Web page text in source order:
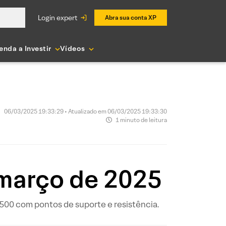
login expert Abra sua conta XP
a Investir Vídeos
06/03/2025 19:33:29 • Atualizado em 06/03/2025 19:33:30
1 minuto de leitura
de 2025
com pontos de suporte e resistência.